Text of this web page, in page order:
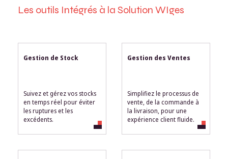
Les outils Intégrés à la Solution WIges
Gestion de Stock
Suivez et gérez vos stocks
en temps réel pour éviter
les ruptures et les
excédents.
Gestion des Ventes
Simplifiez le processus de
vente, de la commande à
la livraison, pour une
expérience client fluide.